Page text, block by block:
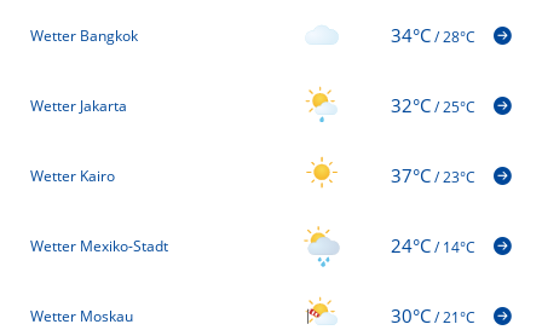
Wetter Bangkok 34°C/28°C
Wetter Jakarta 32°C/25°C
Wetter Kairo 37°C/23°C
Wetter Mexiko-Stadt 24°C/14°C
Wetter Moskau 30°C/21°C